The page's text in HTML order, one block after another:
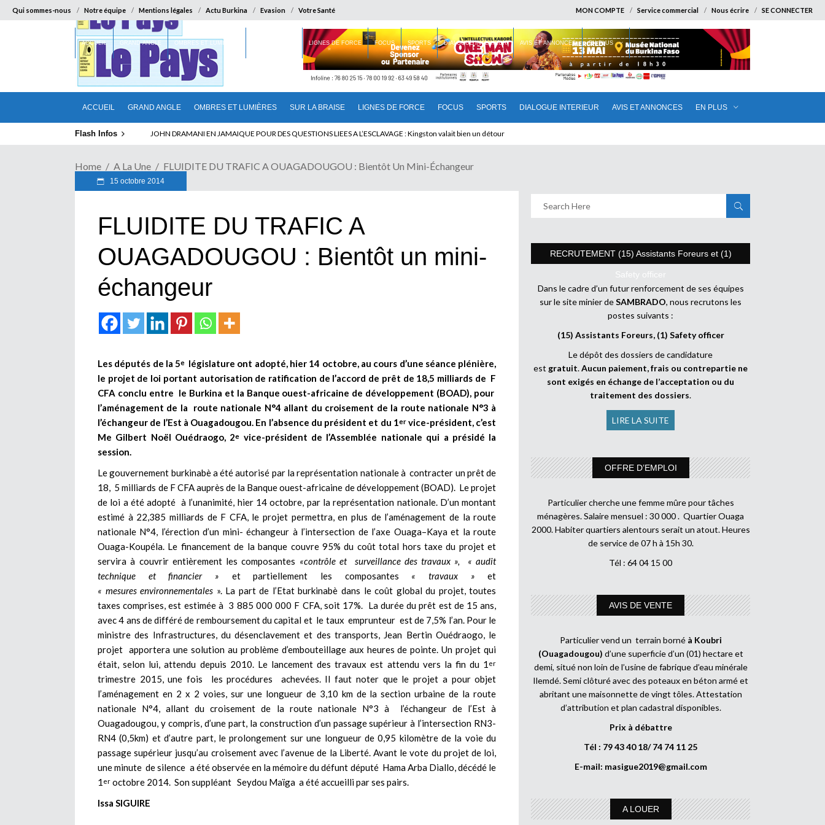
Qui sommes-nous Notre équipe Mentions légales Actu Burkina Evasion Votre Santé MON COMPTE Service commercial Nous écrire SE CONNECTER
ACCUEIL GRAND ANGLE OMBRES ET LUMIÈRES SUR LA BRAISE LIGNES DE FORCE FOCUS SPORTS DIALOGUE INTERIEUR AVIS ET ANNONCES EN PLUS
ACCUEIL GRAND ANGLE OMBRES ET LUMIÈRES LIGNES DE FORCE FOCUS SPORTS DIALOGUE INTERIEUR AVIS ET ANNONCES EN PLUS
Flash Infos ELECTION DE TALON A LA TETE DU SENAT BENINOIS : Quand Patrice quitte le pouvoir sans partir !
Home A La Une FLUIDITE DU TRAFIC A OUAGADOUGOU : Bientôt Un Mini-Échangeur
15 octobre 2014
FLUIDITE DU TRAFIC A
OUAGADOUGOU : Bientôt un mini-
échangeur
Les députés de la 5e législature ont adopté, hier 14 octobre, au cours d’une séance plénière,
le projet de loi portant autorisation de ratification de l’accord de prêt de 18,5 milliards de F
CFA conclu entre le Burkina et la Banque ouest-africaine de développement (BOAD), pour
l’aménagement de la route nationale N°4 allant du croisement de la route nationale N°3 à
l’échangeur de l’Est à Ouagadougou. En l’absence du président et du 1ervice-président, c’est
Me Gilbert Noël Ouédraogo, 2e vice-président de l’Assemblée nationale qui a présidé la
session.
Le gouvernement burkinabè a été autorisé par la représentation nationale à contracter un prêt de
18, 5 milliards de F CFA auprès de la Banque ouest-africaine de développement (BOAD). Le projet
de loi a été adopté à l’unanimité, hier 14 octobre, par la représentation nationale. D’un montant
estimé à 22,385 milliards de F CFA, le projet permettra, en plus de l’aménagement de la route
nationale N°4, l’érection d’un mini- échangeur à l’intersection de l’axe Ouaga–Kaya et la route
Ouaga-Koupéla. Le financement de la banque couvre 95% du coût total hors taxe du projet et
servira à couvrir entièrement les composantes «contrôle et surveillance des travaux »,
« audit
technique et financier » et partiellement les composantes « travaux » et
« mesures environnementales ». La part de l’Etat burkinabè dans le coût global du projet, toutes
taxes comprises, est estimée à 3 885 000 000 F CFA, soit 17%. La durée du prêt est de 15 ans,
avec 4 ans de différé de remboursement du capital et le taux emprunteur est de 7,5% l’an. Pour le
ministre des Infrastructures, du désenclavement et des transports, Jean Bertin Ouédraogo, le
projet apportera une solution au problème d’embouteillage aux heures de pointe. Un projet qui
était, selon lui, attendu depuis 2010. Le lancement des travaux est attendu vers la fin du 1 er
trimestre 2015, une fois les procédures achevées. Il faut noter que le projet a pour objet
l’aménagement en 2 x 2 voies, sur une longueur de 3,10 km de la section urbaine de la route
nationale N°4, allant du croisement de la route nationale N°3 à l’échangeur de l’Est à
Ouagadougou, y compris, d’une part, la construction d’un passage supérieur à l’intersection RN3-
RN4 (0,5km) et d’autre part, le prolongement sur une longueur de 0,95 kilomètre de la voie du
passage supérieur jusqu’au croisement avec l’avenue de la Liberté. Avant le vote du projet de loi,
une minute de silence a été observée en la mémoire du défunt député Hama Arba Diallo, décédé le
1 er octobre 2014. Son suppléant Seydou Maïga a été accueilli par ses pairs.
Issa SIGUIRE
RECRUTEMENT (15) Assistants Foreurs et (1)
Safety officer
Dans le cadre d’un futur renforcement de ses équipes
sur le site minier deSAMBRADO, nous recrutons les
postes suivants :
(15) Assistants Foreurs, (1) Safety officer
Le dépôt des dossiers de candidature
est gratuit.Aucun paiement, frais ou contrepartie ne
sont exigés en échange de l’acceptation ou du
traitement des dossiers.
LIRE LA SUITE
OFFRE D’EMPLOI
Particulier cherche une femme mûre pour tâches
ménagères. Salaire mensuel : 30 000 . Quartier Ouaga
2000. Habiter quartiers alentours serait un atout. Heures
de service de 07 h à 15h 30.
Tél : 64 04 15 00
AVIS DE VENTE
Particulier vend un terrain borné à Koubri
(Ouagadougou) d’une superficie d’un (01) hectare et
demi, situé non loin de l’usine de fabrique d’eau minérale
Ilemdé. Semi clôturé avec des poteaux en béton armé et
abritant une maisonnette de vingt tôles. Attestation
d’attribution et plan cadastral disponibles.
Prix à débattre
Tél : 79 43 40 18/ 74 74 11 25
E-mail: masigue2019@gmail.com
A LOUER